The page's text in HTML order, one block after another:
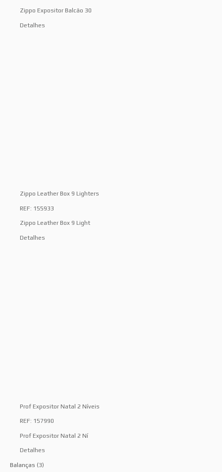
Zippo Expositor Balcão 30
Detalhes
Zippo Leather Box 9 Lighters
REF: 155933
Zippo Leather Box 9 Light
Detalhes
Prof Expositor Natal 2 Níveis
REF: 157990
Prof Expositor Natal 2 Ní
Detalhes
Balanças (3)